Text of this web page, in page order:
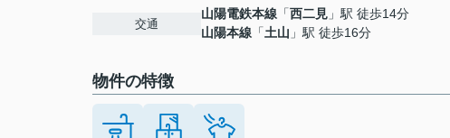
交通
山陽電鉄本線 「西二見 」駅 徒歩14分
山陽本線 「土山 」駅 徒歩16分
物件の特徴